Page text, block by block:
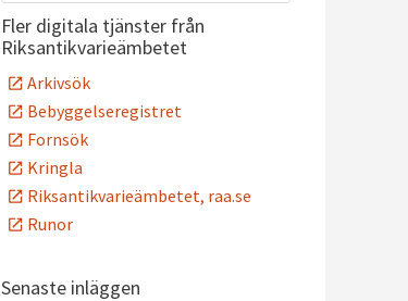
Fler digitala tjänster från
Riksantikvarieämbetet
Arkivsök
Bebyggelseregistret
Fornsök
Kringla
Riksantikvarieämbetet, raa.se
Runor
Senaste inläggen